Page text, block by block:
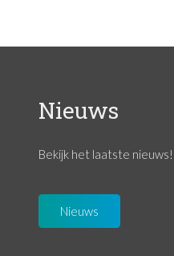
Nieuws
Bekijk het laatste nieuws!
Nieuws